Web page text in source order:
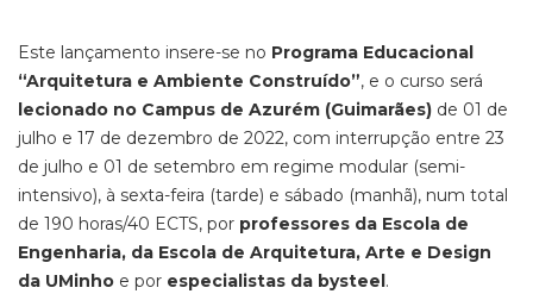
Este lançamento insere-se no Programa Educacional
“Arquitetura e Ambiente Construído”, e o curso será
lecionado no Campus de Azurém (Guimarães) de 01 de
julho e 17 de dezembro de 2022, com interrupção entre 23
de julho e 01 de setembro em regime modular (semi-
intensivo), à sexta-feira (tarde) e sábado (manhã), num total
de 190 horas/40 ECTS, por professores da Escola de
Engenharia, da Escola de Arquitetura, Arte e Design
da UMinho e por especialistas da bysteel.